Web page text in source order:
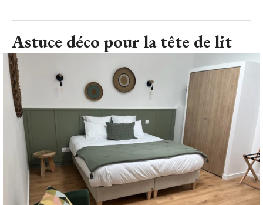
Astuce déco pour la tête de lit